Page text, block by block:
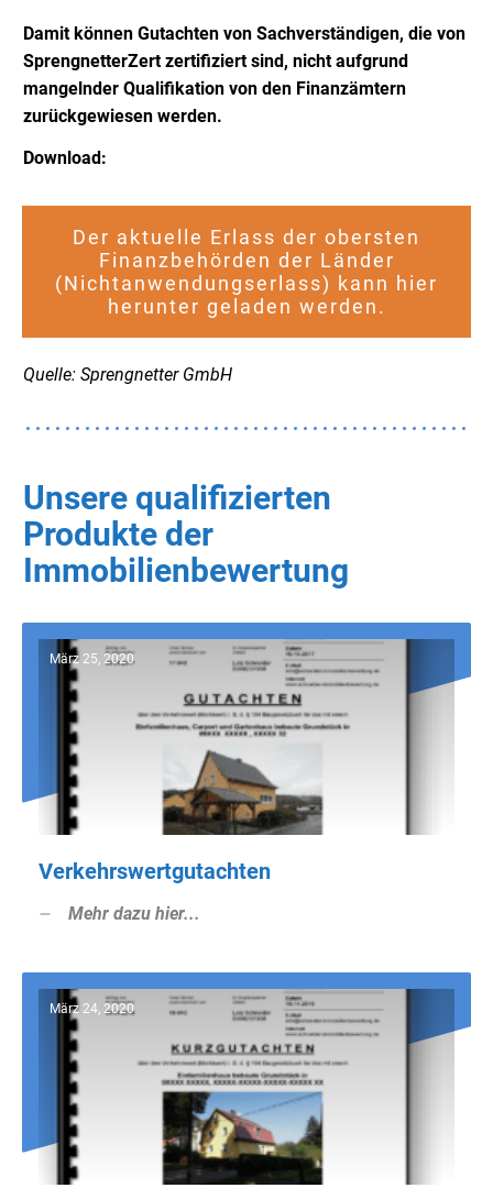
Damit können Gutachten von Sachverständigen, die von
SprengnetterZert zertifiziert sind, nicht aufgrund
mangelnder Qualifikation von den Finanzämtern
zurückgewiesen werden.
Download:
Der aktuelle Erlass der obersten
Finanzbehörden der Länder
(Nichtanwendungserlass) kann hier
herunter geladen werden.
Quelle: Sprengnetter GmbH
Unsere qualifizierten
Produkte der
Immobilienbewertung
März 25, 2020
Verkehrswertgutachten
Mehr dazu hier...
März 24, 2020